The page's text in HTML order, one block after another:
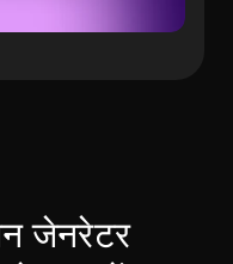
जेनरेटर